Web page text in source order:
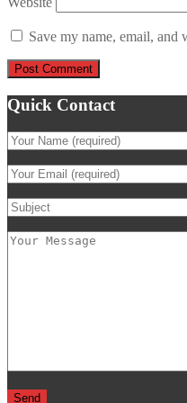
Save my name, email, and
Quick Contact